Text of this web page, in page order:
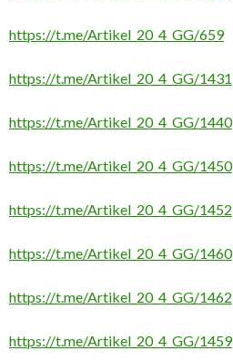
https://t.me/Artikel_20_4_GG/659
https://t.me/Artikel_20_4_GG/1431
https://t.me/Artikel_20_4_GG/1440
https://t.me/Artikel_20_4_GG/1450
https://t.me/Artikel_20_4_GG/1452
https://t.me/Artikel_20_4_GG/1460
https://t.me/Artikel_20_4_GG/1462
https://t.me/Artikel_20_4_GG/1459